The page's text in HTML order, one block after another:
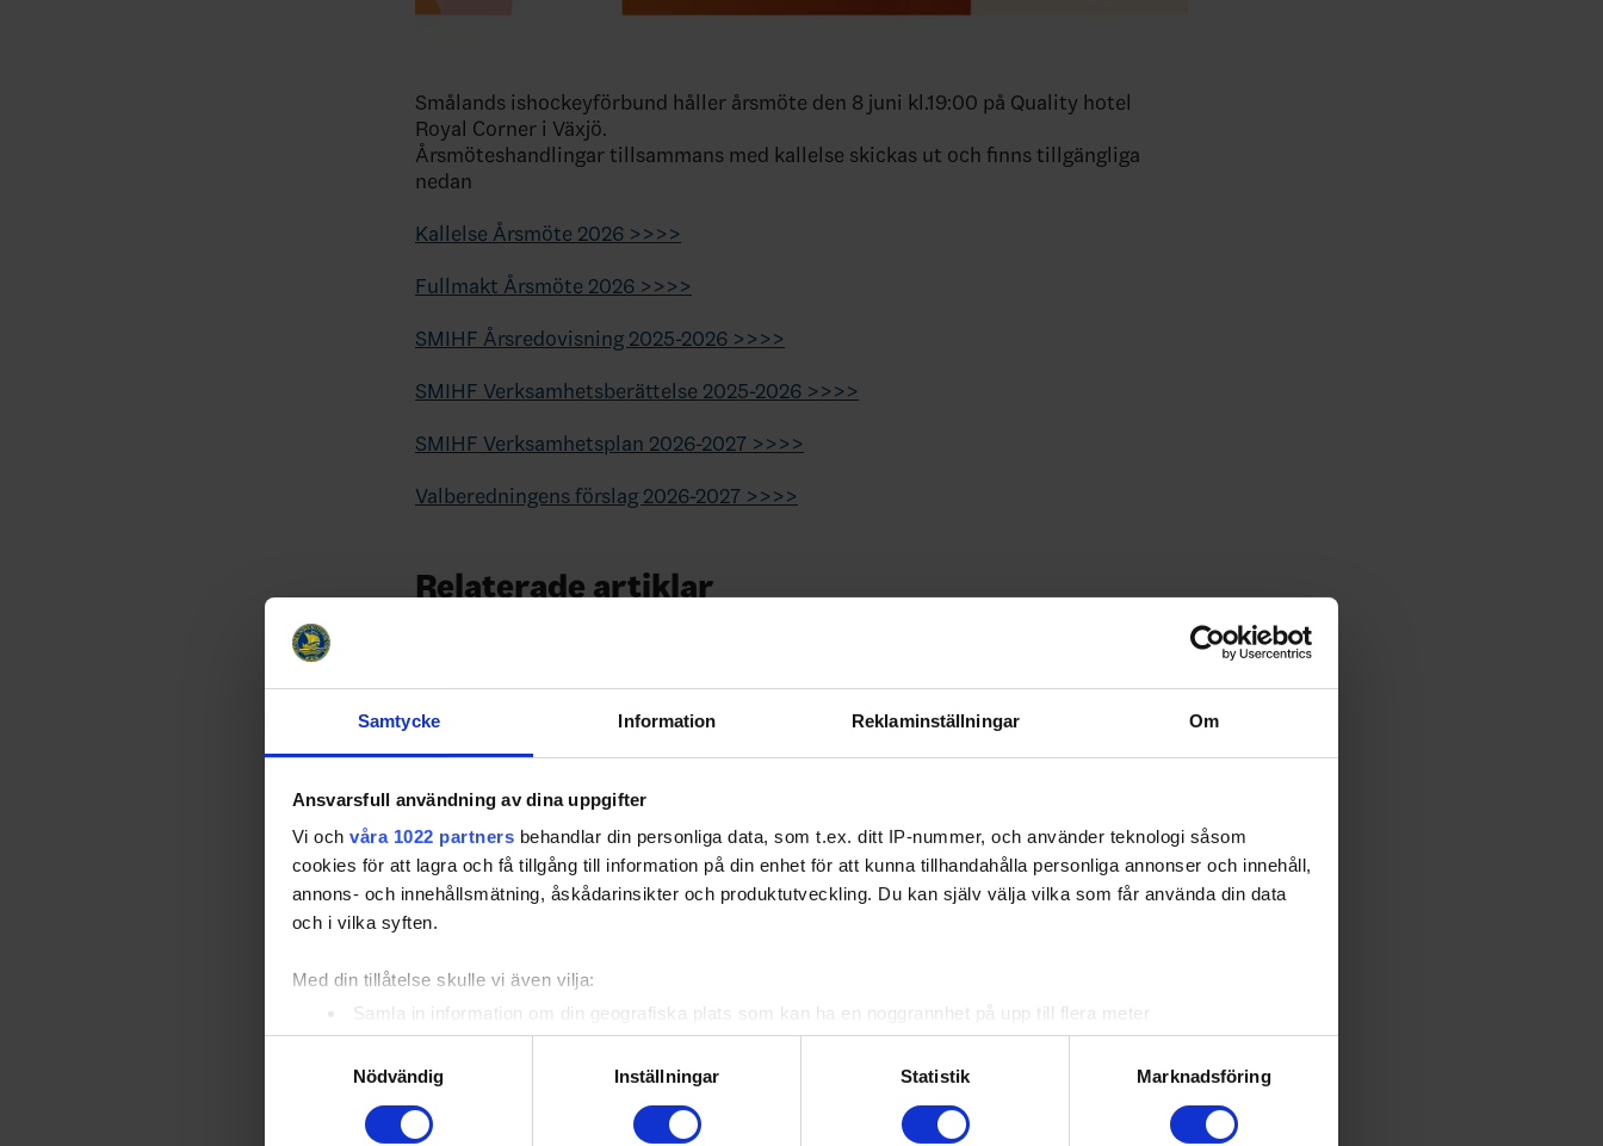
Samtycke Information Reklaminställningar Om
Ansvarsfull användning av dina uppgifter
Vi och våra 1022 partners behandlar din personliga data, som t.ex. ditt IP-nummer, och använder teknologi såsom
cookies för att lagra och få tillgång till information på din enhet för att kunna tillhandahålla personliga annonser och innehåll,
annons- och innehållsmätning, åskådarinsikter och produktutveckling. Du kan själv välja vilka som får använda din data
och i vilka syften.
Med din tillåtelse skulle vi även vilja:
Samla in information om din geografiska plats som kan ha en noggrannhet på upp till flera meter
Identifiera din enhet genom att aktivt skanna den för specifika kännetecken (fingeravtryck)
Ta reda på mer om hur dina personliga uppgifter behandlas och ställ in dina preferenser i
detaljsektionen. Du kan ändra
eller dra tillbaka ditt samtycke när som helst från cookie-förklaringen.
Nödvändig
Inställningar Statistik Marknadsföring
Smålands ishockeyförbund håller årsmöte den 8 juni kl.19:00 på Quality hotel
Royal Corner i Växjö.
Årsmöteshandlingar tillsammans med kallelse skickas ut och finns tillgängliga
nedan
Kallelse Årsmöte 2026 >>>>
Fullmakt Årsmöte 2026 >>>>
SMIHF Årsredovisning 2025-2026 >>>>
SMIHF Verksamhetsberättelse 2025-2026 >>>>
SMIHF Verksamhetsplan 2026-2027 >>>>
Valberedningens förslag 2026-2027 >>>>
Relaterade artiklar
Glad sommar!
26-07-03
Kansliet är stängt för semester v.28-31 (6/7-
sommar! /Mona, Anders, Peter & Hanna
Inbjudan
Föreningsadministratörsutbildning
från varje förening). Syftet är att stärka
kunskaperna kring de administrativa rutin…